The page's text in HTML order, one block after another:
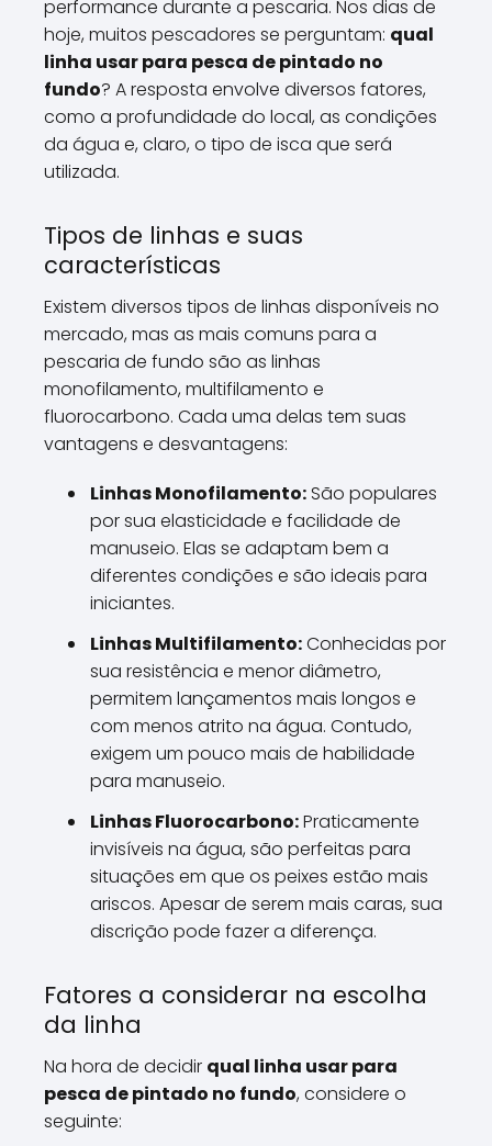
performance durante a pescaria. Nos dias de
hoje, muitos pescadores se perguntam: qual
linha usar para pesca de pintado no
fundo? A resposta envolve diversos fatores,
como a profundidade do local, as condições
da água e, claro, o tipo de isca que será
utilizada.
Tipos de linhas e suas
características
Existem diversos tipos de linhas disponíveis no
mercado, mas as mais comuns para a
pescaria de fundo são as linhas
monofilamento, multifilamento e
fluorocarbono. Cada uma delas tem suas
vantagens e desvantagens:
Linhas Monofilamento:São populares
por sua elasticidade e facilidade de
manuseio. Elas se adaptam bem a
diferentes condições e são ideais para
iniciantes.
Linhas Multifilamento:Conhecidas por
sua resistência e menor diâmetro,
permitem lançamentos mais longos e
com menos atrito na água. Contudo,
exigem um pouco mais de habilidade
para manuseio.
Linhas Fluorocarbono:Praticamente
invisíveis na água, são perfeitas para
situações em que os peixes estão mais
ariscos. Apesar de serem mais caras, sua
discrição pode fazer a diferença.
Fatores a considerar na escolha
da linha
Na hora de decidir qual linha usar para
pesca de pintado no fundo, considere o
seguinte: